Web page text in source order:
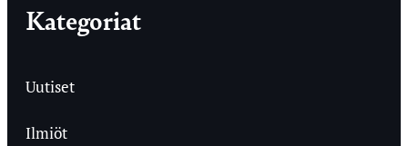
Kategoriat
Uutiset
Ilmiöt